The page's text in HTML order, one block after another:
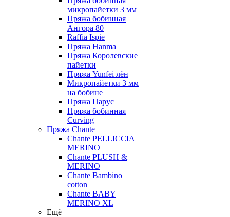
микропайетки 3 мм
Пряжа бобинная
Ангора 80
Raffia Ispie
Пряжа Hanma
Пряжа Королевские
пайетки
Пряжа Yunfei лён
Микропайетки 3 мм
на бобине
Пряжа Парус
Пряжа бобинная
Curving
Пряжа Chante
Chante PELLICCIA
MERINO
Chante PLUSH &
MERINO
Chante Bambino
cotton
Chante BABY
MERINO XL
Ещё